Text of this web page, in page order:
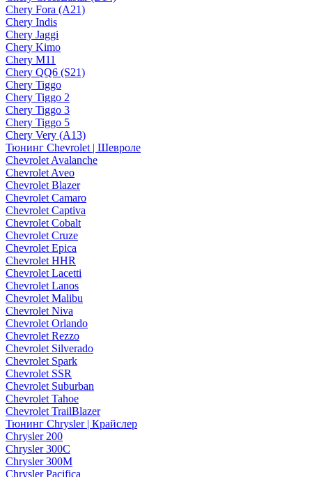
Chery Fora (A21)
Chery Indis
Chery Jaggi
Chery Kimo
Chery M11
Chery QQ6 (S21)
Chery Tiggo
Chery Tiggo 2
Chery Tiggo 3
Chery Tiggo 5
Chery Very (A13)
Тюнинг Chevrolet | Шевроле
Chevrolet Avalanche
Chevrolet Aveo
Chevrolet Blazer
Chevrolet Camaro
Chevrolet Captiva
Chevrolet Cobalt
Chevrolet Cruze
Chevrolet Epica
Chevrolet HHR
Chevrolet Lacetti
Chevrolet Lanos
Chevrolet Malibu
Chevrolet Niva
Chevrolet Orlando
Chevrolet Rezzo
Chevrolet Silverado
Chevrolet Spark
Chevrolet SSR
Chevrolet Suburban
Chevrolet Tahoe
Chevrolet TrailBlazer
Тюнинг Chrysler | Крайслер
Chrysler 200
Chrysler 300C
Chrysler 300M
Chrysler Pacifica